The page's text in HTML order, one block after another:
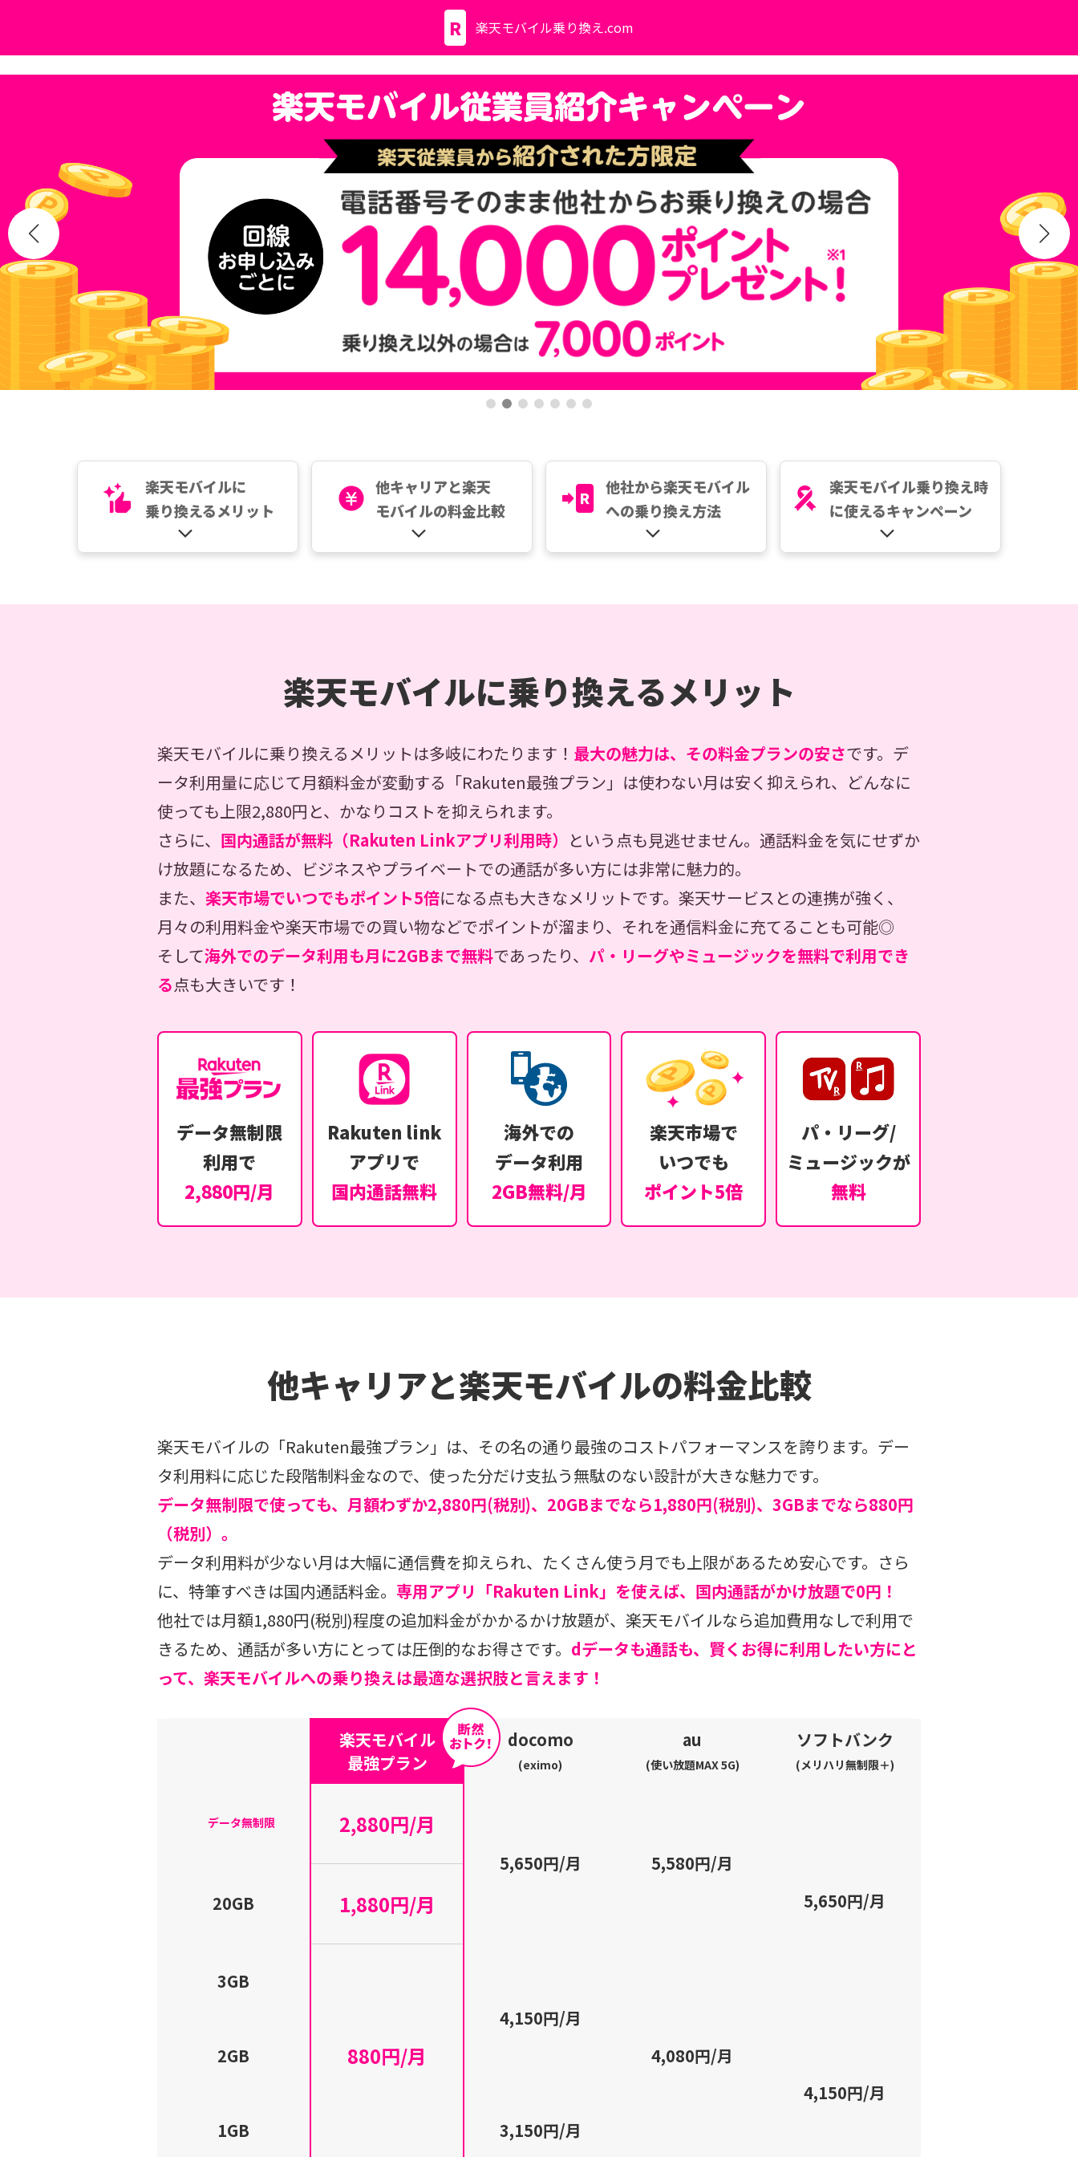
楽天モバイル乗り換え.com
楽天モバイルに
乗り換えるメリット
他キャリアと楽天
モバイルの料金比較
他社から楽天モバイル
への乗り換え方法
楽天モバイル乗り換え時
に使えるキャンペーン
楽天モバイルに乗り換えるメリット
楽天モバイルに乗り換えるメリットは多岐にわたります！ 最大の魅力は、その料金プランの安さです。デ
ータ利用量に応じて月額料金が変動する「Rakuten最強プラン」は使わない月は安く抑えられ、どんなに
使っても上限2,880円と、かなりコストを抑えられます。
さらに、 国内通話が無料（Rakuten Linkアプリ利用時） という点も見逃せません。通話料金を気にせずか
け放題になるため、ビジネスやプライベートでの通話が多い方には非常に魅力的。
また、 楽天市場でいつでもポイント5倍になる点も大きなメリットです。楽天サービスとの連携が強く、
月々の利用料金や楽天市場での買い物などでポイントが溜まり、それを通信料金に充てることも可能◎
そして海外でのデータ利用も月に2GBまで無料であったり、 パ・リーグやミュージックを無料で利用でき
る点も大きいです！
データ無制限
利用で
2,880円/月
Rakuten link
アプリで
国内通話無料
海外での
データ利用
2GB無料/月
楽天市場で
いつでも
ポイント5倍
パ・リーグ/
ミュージックが
無料
他キャリアと楽天モバイルの料金比較
楽天モバイルの「Rakuten最強プラン」は、その名の通り最強のコストパフォーマンスを誇ります。デー
タ利用料に応じた段階制料金なので、使った分だけ支払う無駄のない設計が大きな魅力です。
データ無制限で使っても、月額わずか2,880円(税別)、20GBまでなら1,880円(税別)、3GBまでなら880円
（税別）。
データ利用料が少ない月は大幅に通信費を抑えられ、たくさん使う月でも上限があるため安心です。さら
に、特筆すべきは国内通話料金。 専用アプリ「Rakuten Link」を使えば、国内通話がかけ放題で0円！
他社では月額1,880円(税別)程度の追加料金がかかるかけ放題が、楽天モバイルなら追加費用なしで利用で
きるため、通話が多い方にとっては圧倒的なお得さです。 dデータも通話も、賢くお得に利用したい方にと
って、楽天モバイルへの乗り換えは最適な選択肢と言えます！
楽天モバイル
最強プラン
docomo
(eximo)
au
(使い放題MAX 5G)
ソフトバンク
(メリハリ無制限＋)
データ無制限 2,880円/月
5,650円/月
5,580円/月
5,650円/月
20GB 1,880円/月
3GB
880円/月
4,150円/月
4,080円/月
2GB
4,150円/月
1GB
3,150円/月